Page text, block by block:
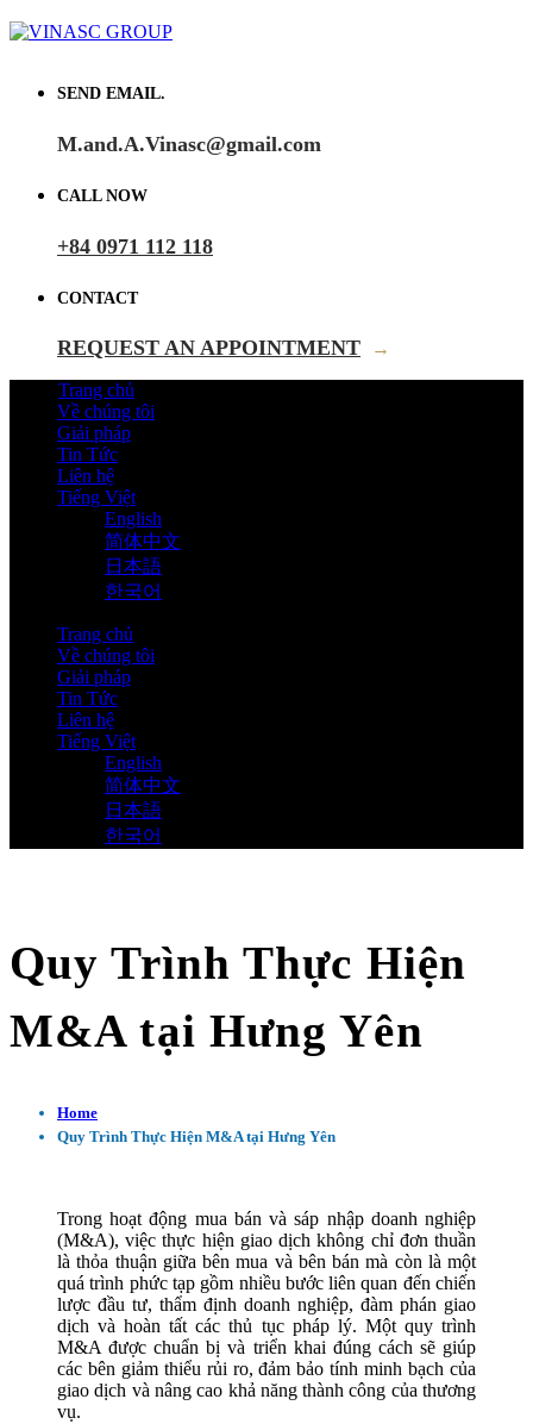
SEND EMAIL.
M.and.A.Vinasc@gmail.com
CALL NOW
+84 0971 112 118
CONTACT
REQUEST AN APPOINTMENT →
Trang chủ
Về chúng tôi
Giải pháp
Tin Tức
Liên hệ
Tiếng Việt
English
简体中文
日本語
한국어
Trang chủ
Về chúng tôi
Giải pháp
Tin Tức
Liên hệ
Tiếng Việt
English
简体中文
日本語
한국어
Quy Trình Thực Hiện
M&A tại Hưng Yên
Home
Quy Trình Thực Hiện M&A tại Hưng Yên
Trong hoạt động mua bán và sáp nhập doanh nghiệp
(M&A), việc thực hiện giao dịch không chỉ đơn thuần
là thỏa thuận giữa bên mua và bên bán mà còn là một
quá trình phức tạp gồm nhiều bước liên quan đến chiến
lược đầu tư, thẩm định doanh nghiệp, đàm phán giao
dịch và hoàn tất các thủ tục pháp lý. Một quy trình
M&A được chuẩn bị và triển khai đúng cách sẽ giúp
các bên giảm thiểu rủi ro, đảm bảo tính minh bạch của
giao dịch và nâng cao khả năng thành công của thương
vụ.